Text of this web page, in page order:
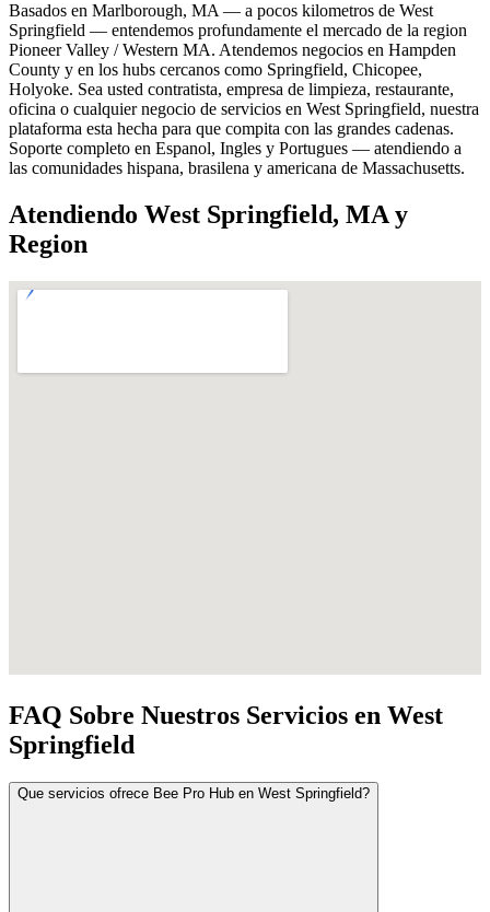
Basados en Marlborough, MA — a pocos kilometros de West
Springfield — entendemos profundamente el mercado de la region
Pioneer Valley / Western MA. Atendemos negocios en Hampden
County y en los hubs cercanos como Springfield, Chicopee,
Holyoke. Sea usted contratista, empresa de limpieza, restaurante,
oficina o cualquier negocio de servicios en West Springfield, nuestra
plataforma esta hecha para que compita con las grandes cadenas.
Soporte completo en Espanol, Ingles y Portugues — atendiendo a
las comunidades hispana, brasilena y americana de Massachusetts.
Atendiendo West Springfield, MA y
Region
FAQ Sobre Nuestros Servicios en West
Springfield
Que servicios ofrece Bee Pro Hub en West Springfield?